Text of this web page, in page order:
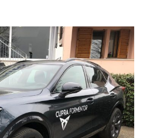
24 mesi o 30.000 km